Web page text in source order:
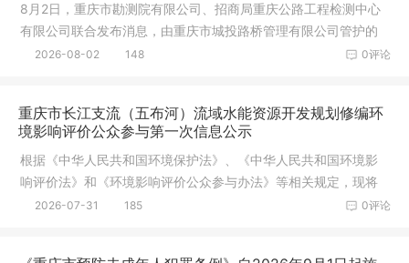
8月2日，重庆市勘测院有限公司、招商局重庆公路工程检测中心
有限公司联合发布消息，由重庆市城投路桥管理有限公司管护的
朝天门长
0评论
2026-08-02 148
重庆市长江支流（五布河）流域水能资源开发规划修编环
境影响评价公众参与第一次信息公示
根据《中华人民共和国环境保护法》、《中华人民共和国环境影
响评价法》和《环境影响评价公众参与办法》等相关规定，现将
《重庆市
0评论
2026-07-31 185